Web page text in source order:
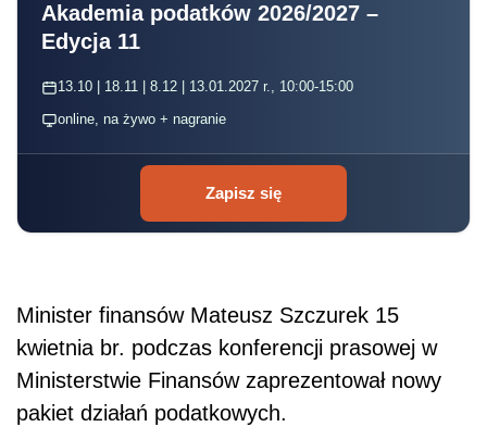
Akademia podatków 2026/2027 –
Edycja 11
13.10 | 18.11 | 8.12 | 13.01.2027 r., 10:00-15:00
online, na żywo + nagranie
Zapisz się
Minister finansów Mateusz Szczurek 15
kwietnia br. podczas konferencji prasowej w
Ministerstwie Finansów zaprezentował nowy
pakiet działań podatkowych.